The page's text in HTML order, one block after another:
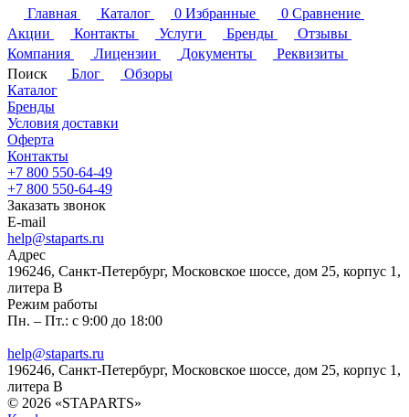
Главная
Каталог 0 Избранные 0 Сравнение
Акции
Контакты Услуги Бренды
Отзывы
Компания
Лицензии Документы
Реквизиты
Поиск
Блог
Обзоры
Каталог
Бренды
Условия доставки
Оферта
Контакты
+7 800 550-64-49
+7 800 550-64-49
Заказать звонок
E-mail
help@staparts.ru
Адрес
196246, Санкт-Петербург, Московское шоссе, дом 25, корпус 1,
литера В
Режим работы
Пн. – Пт.: с 9:00 до 18:00
help@staparts.ru
196246, Санкт-Петербург, Московское шоссе, дом 25, корпус 1,
литера В
© 2026 «STAPARTS»